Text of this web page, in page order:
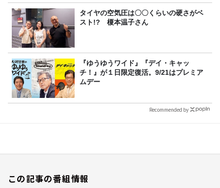
タイヤの空気圧は〇〇くらいの硬さがベ
スト!? 榎本温子さん
『ゆうゆうワイド』『デイ・キャッ
チ！』が１日限定復活。9/21はプレミア
ムデー
Recommended by
この記事の番組情報